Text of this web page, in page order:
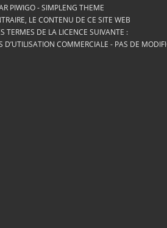
PIWIGO-SIMPLENG THEME
LE CONTENU DE CE SITE WEB
TERMES DE LA LICENCE SUIVANTE :
D’UTILISATION COMMERCIALE - PAS DE